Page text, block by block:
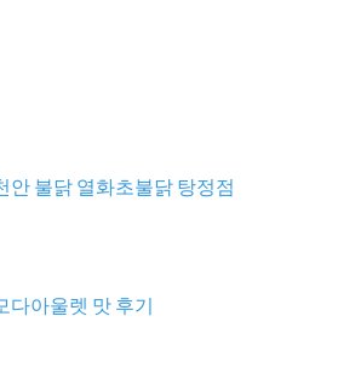
안 불닭 열화초불닭 탕정점
다아울렛 맛 후기